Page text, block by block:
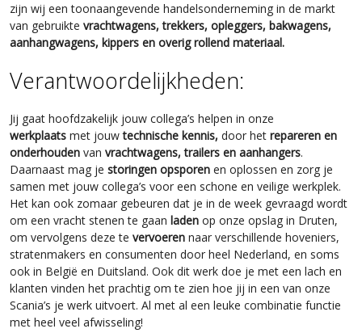
zijn wij een toonaangevende handelsonderneming in de markt
van gebruiktevrachtwagens, trekkers, opleggers, bakwagens,
aanhangwagens, kippers en overig rollend materiaal.
Verantwoordelijkheden:
Jij gaat hoofdzakelijk jouw collega’s helpen in onze
werkplaats met jouwtechnische kennis, door hetrepareren en
onderhouden vanvrachtwagens, trailers en aanhangers.
Daarnaast mag je storingen opsporen en oplossen en zorg je
samen met jouw collega’s voor een schone en veilige werkplek.
Het kan ook zomaar gebeuren dat je in de week gevraagd wordt
om een vracht stenen te gaanladen op onze opslag in Druten,
om vervolgens deze tevervoeren naar verschillende hoveniers,
stratenmakers en consumenten door heel Nederland, en soms
ook in België en Duitsland. Ook dit werk doe je met een lach en
klanten vinden het prachtig om te zien hoe jij in een van onze
Scania’s je werk uitvoert. Al met al een leuke combinatie functie
met heel veel afwisseling!